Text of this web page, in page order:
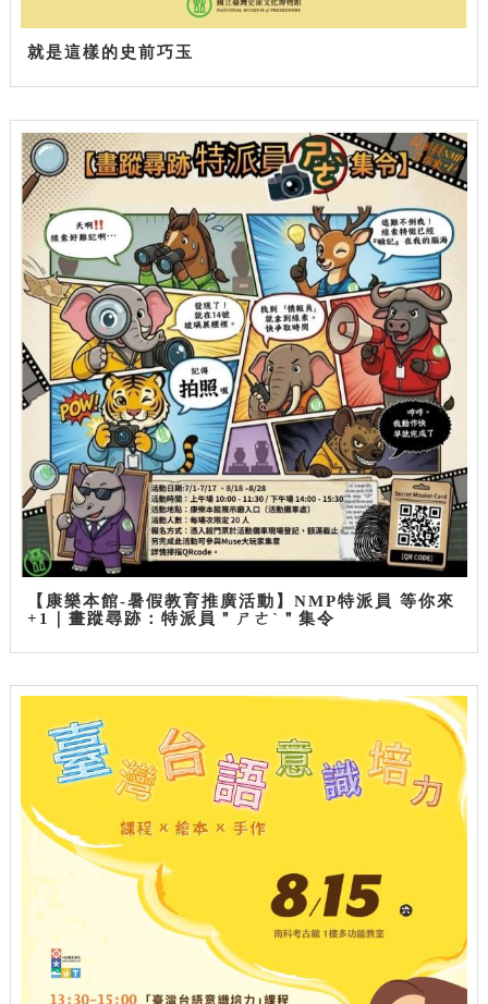
就是這樣的史前巧玉
【康樂本館-暑假教育推廣活動】NMP特派員 等你來
+1｜畫蹤尋跡：特派員＂ㄕㄜˋ＂集令